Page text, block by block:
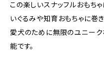
この楽しいスナッフルおもち
いぐるみや知育おもちゃに巻
愛犬のために無限のユニー
能です。